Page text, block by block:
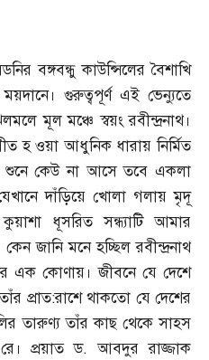
বঙ্গবন্ধু কাউন্সিলের বৈশাখি
গুরুত্বপূর্ণ এই ভেন্যুতে
মূল মঞ্চে স্বয়ং রবীন্দ্রনাথ।
হ ওয়া আধুনিক ধারায় নির্মিত
শুনে কেউ না আসে তবে একলা
দাঁড়িয়ে খোলা গলায় মৃদূ
ধূসরিত সন্ধ্যাটি আমার
জানি মনে হচ্ছিল রবীন্দ্রনাথ
এক কোণায়। জীবনে যে দেশে
প্রাত:রাশে থাকতো যে দেশের
তারুণ্য তাঁর কাছ থেকে সাহস
প্রয়াত ড.আবদুর রাজ্জাক